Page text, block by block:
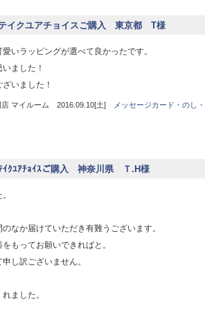
イクユアチョイスご購入 東京都 T様
いラッピングが選べて良かったです。
ました！
いました！
店 マイルーム 2016.09.10[土] メッセージカード・のし
ｲｸﾕｱﾁｮｲｽご購入 神奈川県 Ｔ.H様
なか届けていただき有難うございます。
もってお願いできればと。
し訳ございません。
ました。